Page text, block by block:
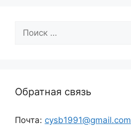
Поиск:
Обратная связь
Почта: cysb1991@gmail.com